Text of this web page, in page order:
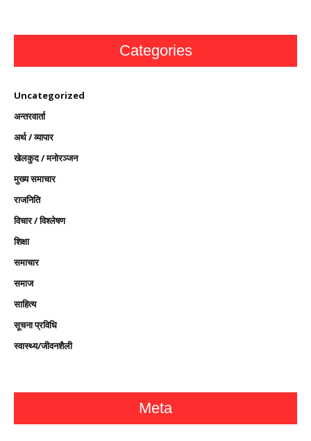
Categories
Uncategorized
अन्तरवार्ता
अर्थ / व्यापार
खेलकुद / मनोरञ्जन
मुख्य समाचार
राजनिति
विचार / विश्लेषण
शिक्षा
समाचार
समाज
साहित्य
सूचना प्रविधि
स्वास्थ्य/जीवनशैली
Meta